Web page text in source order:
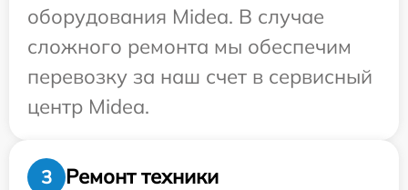
оборудования Midea. В случае
сложного ремонта мы обеспечим
перевозку за наш счет в сервисный
центр Midea.
3 Ремонт техники